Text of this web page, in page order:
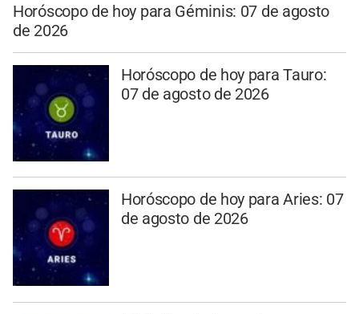
Horóscopo de hoy para Géminis: 07 de agosto
de 2026
Horóscopo de hoy para Tauro:
07 de agosto de 2026
Horóscopo de hoy para Aries: 07
de agosto de 2026